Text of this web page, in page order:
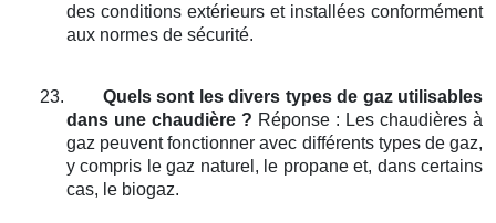
des conditions extérieurs et installées conformément
aux normes de sécurité.
23.
Quels sont les divers types de gaz utilisables
dans une chaudière ? Réponse : Les chaudières à
gaz peuvent fonctionner avec différents types de gaz,
y compris le gaz naturel, le propane et, dans certains
cas, le biogaz.